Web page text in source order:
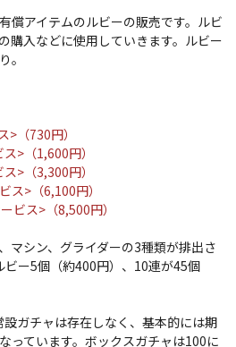
償アイテムのルビーの販売です。ルビ
購入などに使用していきます。ルビー
。
>（730円）
>（1,600円）
>（3,300円）
ス>（6,100円）
ビス>（8,500円）
マシン、グライダーの3種類が排出さ
ビー5個（約400円）、10連が45個
ガチャは存在しなく、基本的には期
っています。ボックスガチャは100に